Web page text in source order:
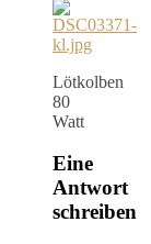
Lötkolben
80
Watt
Eine
Antwort
schreiben